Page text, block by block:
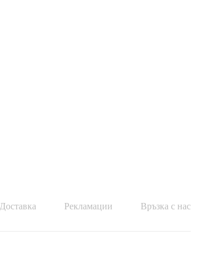
Доставка Рекламации Връзка с нас